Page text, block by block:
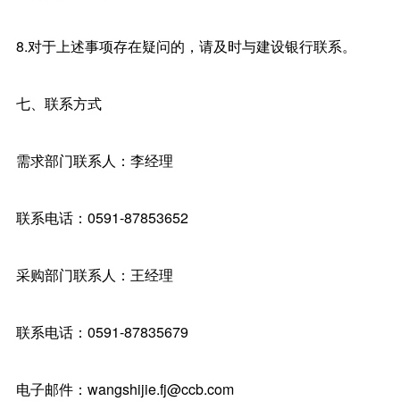
8.对于上述事项存在疑问的，请及时与建设银行联系。
七、联系方式
需求部门联系人：李经理
联系电话：0591-87853652
采购部门联系人：王经理
联系电话：0591-87835679
电子邮件：wangshijie.fj@ccb.com